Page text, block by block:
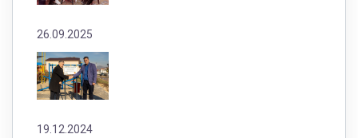
26.09.2025
19.12.2024